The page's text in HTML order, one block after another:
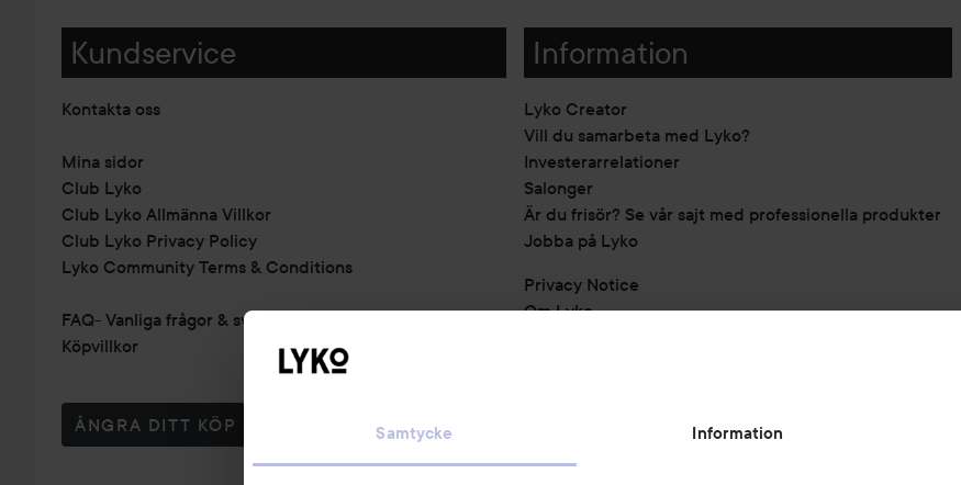
Samtycke Information
Kundservice
Kontakta oss
Mina sidor
Club Lyko
Club Lyko Allmänna Villkor
Club Lyko Privacy Policy
Lyko Community Terms & Conditions
FAQ- Vanliga frågor & svar
Köpvillkor
ÅNGRA DITT KÖP
Information
Lyko Creator
Vill du samarbeta med Lyko?
Investerarrelationer
Salonger
Är du frisör? Se vår sajt med professionella produkter
Jobba på Lyko
Privacy Notice
Om Lyko
Michael Edwards Fragrances of the World